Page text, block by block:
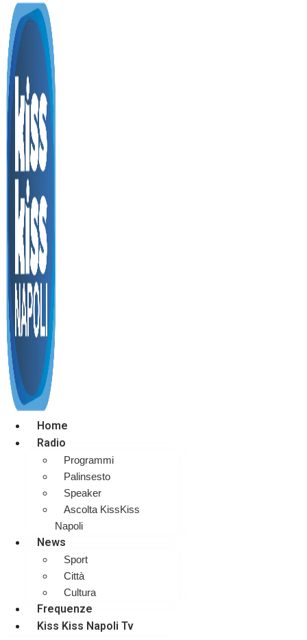
Home
Radio
Programmi
Palinsesto
Speaker
Ascolta KissKiss
Napoli
News
Sport
Città
Cultura
Frequenze
Kiss Kiss Napoli Tv